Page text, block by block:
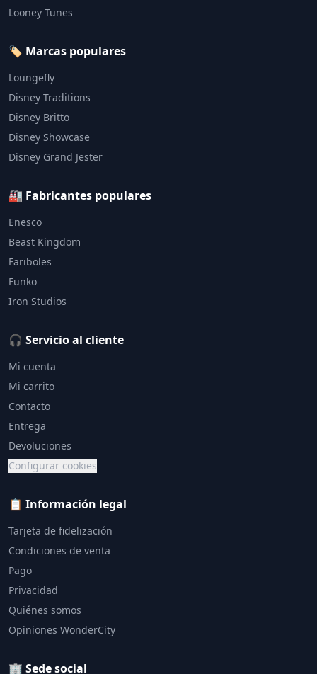
Looney Tunes
🏷️ Marcas populares
Loungefly
Disney Traditions
Disney Britto
Disney Showcase
Disney Grand Jester
🏭 Fabricantes populares
Enesco
Beast Kingdom
Fariboles
Funko
Iron Studios
🎧 Servicio al cliente
Mi cuenta
Mi carrito
Contacto
Entrega
Devoluciones
Configurar cookies
📋 Información legal
Tarjeta de fidelización
Condiciones de venta
Pago
Privacidad
Quiénes somos
Opiniones WonderCity
🏢 Sede social